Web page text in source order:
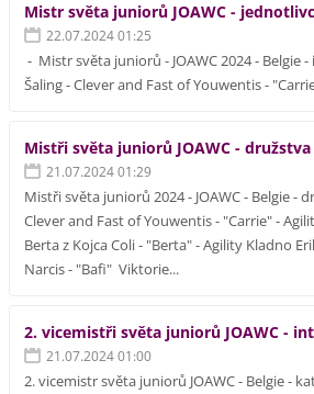
Mistr světa juniorů JOAWC -
22.07.2024 01:25
- Mistr světa juniorů - JOAWC 2024 - Belgie
Šaling - Clever and Fast of Youwentis -
Mistři světa juniorů JOAWC -
21.07.2024 01:29
Mistři světa juniorů 2024 - JOAWC - Belgie -
Clever and Fast of Youwentis - "Carrie" -
Berta z Kojca Coli - "Berta" - Agility Kladno
Narcis - "Bafi" Viktorie...
2. vicemistři světa juniorů JOAWC -
21.07.2024 01:00
2. vicemistr světa juniorů JOAWC - Belgie -